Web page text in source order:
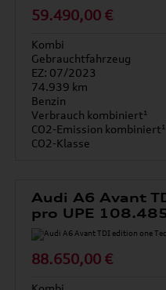
59.490,00 €
Kombi
Gebrauchtfahrzeug
EZ: 07/2023
74.939 km
Benzin
Verbrauch kombiniert¹
CO2-Emission kombiniert¹
CO2-Klasse
Audi A6 Avant
pro UPE
88.650,00 €